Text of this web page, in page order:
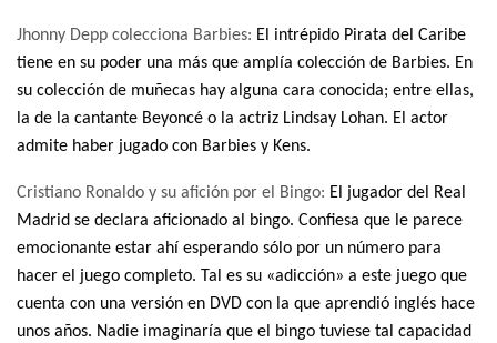
Jhonny Depp colecciona Barbies: El intrépido Pirata del Caribe
tiene en su poder una más que amplía colección de Barbies. En
su colección de muñecas hay alguna cara conocida; entre ellas,
la de la cantante Beyoncé o la actriz Lindsay Lohan. El actor
admite haber jugado con Barbies y Kens.
Cristiano Ronaldo y su afición por el Bingo: El jugador del Real
Madrid se declara aficionado al bingo. Confiesa que le parece
emocionante estar ahí esperando sólo por un número para
hacer el juego completo. Tal es su «adicción» a este juego que
cuenta con una versión en DVD con la que aprendió inglés hace
unos años. Nadie imaginaría que el bingo tuviese tal capacidad